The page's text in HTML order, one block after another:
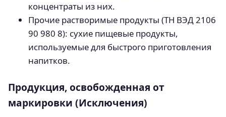
концентраты из них.
Прочие растворимые продукты (ТН ВЭД 2106
90 980 8): сухие пищевые продукты,
используемые для быстрого приготовления
напитков.
Продукция, освобожденная от
маркировки (Исключения)